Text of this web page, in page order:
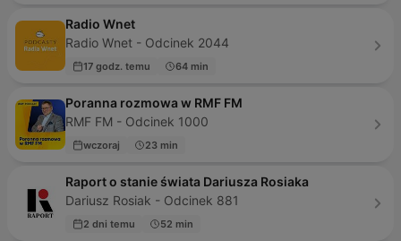
Radio Wnet
Radio Wnet - Odcinek 2044
17 godz. temu 64 min
Poranna rozmowa w RMF FM
RMF FM - Odcinek 1000
wczoraj 23 min
Raport o stanie świata Dariusza Rosiaka
Dariusz Rosiak - Odcinek 881
2 dni temu 52 min